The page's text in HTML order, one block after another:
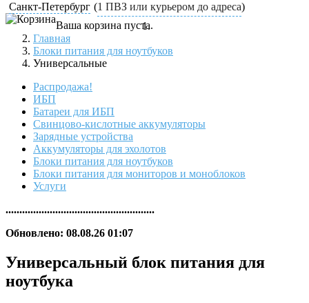
Санкт-Петербург (1 ПВЗ или курьером до адреса)
Ваша корзина пуста.
Главная
Блоки питания для ноутбуков
Универсальные
Распродажа!
ИБП
Батареи для ИБП
Свинцово-кислотные аккумуляторы
Зарядные устройства
Аккумуляторы для эхолотов
Блоки питания для ноутбуков
Блоки питания для мониторов и моноблоков
Услуги
......................................................
Обновлено: 08.08.26 01:07
Универсальный блок питания для
ноутбука